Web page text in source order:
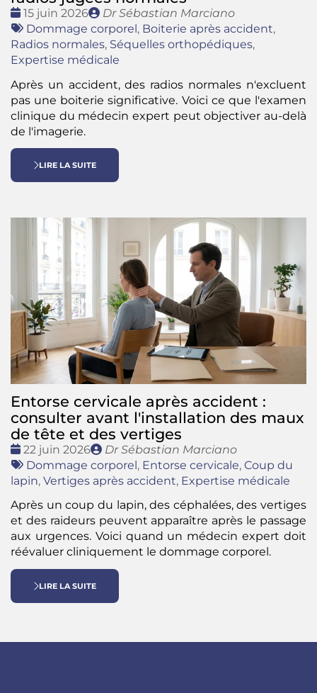
Date
:
15 juin 2026
Publié
par
Dr Sébastian Marciano
Tags
:
Dommage corporel , Boiterie après accident,
Radios normales, Séquelles orthopédiques,
Expertise médicale
Après un accident, des radios normales n'excluent
pas une boiterie significative. Voici ce que l'examen
clinique du médecin expert peut objectiver au-delà
de l'imagerie.
LIRE LA SUITE
Entorse cervicale après accident :
consulter avant l'installation des maux
de tête et des vertiges
Date
:
22 juin 2026
Publié
par
Dr Sébastian Marciano
Tags
:
Dommage corporel, Entorse cervicale, Coup du
lapin, Vertiges après accident, Expertise médicale
Après un coup du lapin, des céphalées, des vertiges
et des raideurs peuvent apparaître après le passage
aux urgences. Voici quand un médecin expert doit
réévaluer cliniquement le dommage corporel.
LIRE LA SUITE